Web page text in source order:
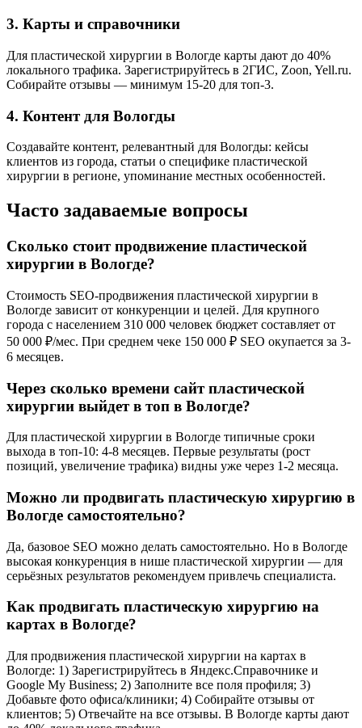
3. Карты и справочники
Для пластической хирургии в Вологде карты дают до 40%
локального трафика. Зарегистрируйтесь в 2ГИС, Zoon, Yell.ru.
Собирайте отзывы — минимум 15-20 для топ-3.
4. Контент для Вологды
Создавайте контент, релевантный для Вологды: кейсы
клиентов из города, статьи о специфике пластической
хирургии в регионе, упоминание местных особенностей.
Часто задаваемые вопросы
Сколько стоит продвижение пластической
хирургии в Вологде?
Стоимость SEO-продвижения пластической хирургии в
Вологде зависит от конкуренции и целей. Для крупного
города с населением 310 000 человек бюджет составляет от
50 000 ₽/мес. При среднем чеке 150 000 ₽ SEO окупается за 3-
6 месяцев.
Через сколько времени сайт пластической
хирургии выйдет в топ в Вологде?
Для пластической хирургии в Вологде типичные сроки
выхода в топ-10: 4-8 месяцев. Первые результаты (рост
позиций, увеличение трафика) видны уже через 1-2 месяца.
Можно ли продвигать пластическую хирургию в
Вологде самостоятельно?
Да, базовое SEO можно делать самостоятельно. Но в Вологде
высокая конкуренция в нише пластической хирургии — для
серьёзных результатов рекомендуем привлечь специалиста.
Как продвигать пластическую хирургию на
картах в Вологде?
Для продвижения пластической хирургии на картах в
Вологде: 1) Зарегистрируйтесь в Яндекс.Справочнике и
Google My Business; 2) Заполните все поля профиля; 3)
Добавьте фото офиса/клиники; 4) Собирайте отзывы от
клиентов; 5) Отвечайте на все отзывы. В Вологде карты дают